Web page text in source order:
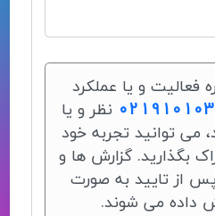
فعالیت و یا عملکرد
نظر و یا
می توانید تجربه خود
بگذارید. گزارش ها و
از تایید به صورت
داده می شوند.